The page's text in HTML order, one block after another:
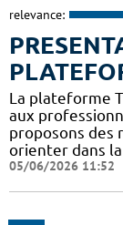
relevance:
La plateforme
aux
proposons des
orienter dans
05/06/2026 11:52